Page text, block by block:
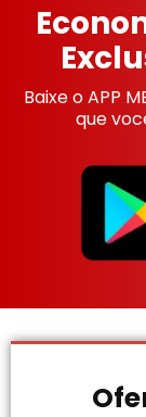
Baixe o APP
que